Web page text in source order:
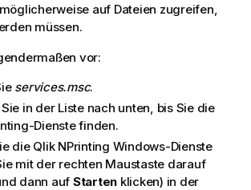
auf Dateien zugreifen,
müssen.
vor:
services.msc.
in der Liste nach unten, bis Sie die
-Dienste finden.
die Qlik NPrinting Windows-Dienste
mit der rechten Maustaste darauf
dann auf Starten klicken) in der